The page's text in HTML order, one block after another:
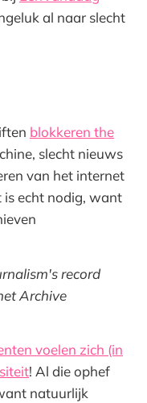
al naar slecht
blokkeren the
slecht nieuws
van het internet
is echt nodig, want
record
Archive
voelen zich (in
! Al die ophef
natuurlijk